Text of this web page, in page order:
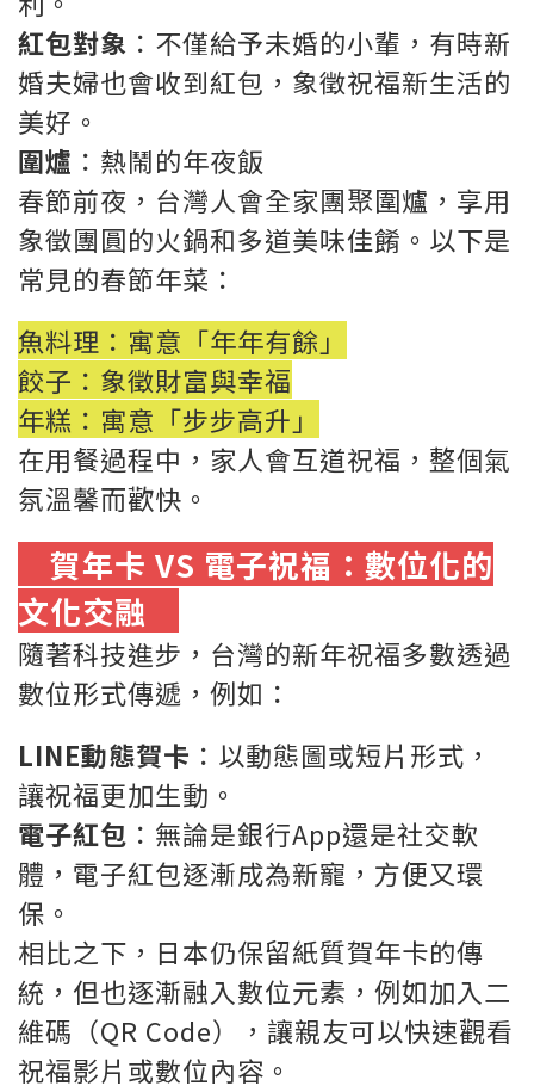
紅包對象 ：不僅給予未婚的小輩，有時新
婚夫婦也會收到紅包，象徵祝福新生活的
美好。
圍爐 ：熱鬧的年夜飯
春節前夜，台灣人會全家團聚圍爐，享用
象徵團圓的火鍋和多道美味佳餚。以下是
常見的春節年菜：
魚料理：寓意「年年有餘」
餃子：象徵財富與幸福
年糕：寓意「步步高升」
在用餐過程中，家人會互道祝福，整個氣
氛溫馨而歡快。
賀年卡 VS 電子祝福：數位化的
文化交融
隨著科技進步，台灣的新年祝福多數透過
數位形式傳遞，例如：
LINE動態賀卡 ：以動態圖或短片形式，
讓祝福更加生動。
電子紅包 ：無論是銀行App還是社交軟
體，電子紅包逐漸成為新寵，方便又環
保。
相比之下，日本仍保留紙質賀年卡的傳
統，但也逐漸融入數位元素，例如加入二
維碼（QR Code），讓親友可以快速觀看
祝福影片或數位內容。